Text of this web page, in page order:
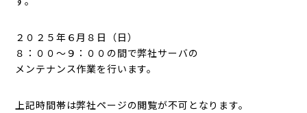
２０２５年６月８日（日）
８：００～９：００の間で弊社サーバの
メンテナンス作業を行います。
上記時間帯は弊社ページの閲覧が不可となります。